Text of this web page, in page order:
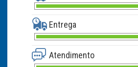
Entrega
Atendimento